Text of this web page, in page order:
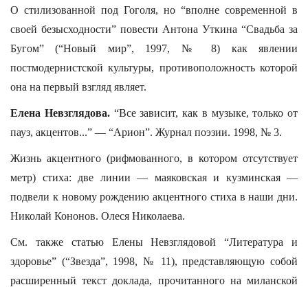
О стилизованной под Гоголя, но “вполне современной в
своей безысходности” повести Антона Уткина “Свадьба за
Бугом” (“Новый мир”, 1997, № 8) как явлении
постмодернистской культуры, противоположность которой
она на первый взгляд являет.
Елена Невзглядова.“Все зависит, как в музыке, только от
пауз, акцентов...” — “Арион”. Журнал поэзии. 1998, № 3.
Жизнь акцентного (рифмованного, в котором отсутствует
метр) стиха: две линии — маяковская и кузминская —
подвели к новому рождению акцентного стиха в наши дни.
Николай Кононов. Олеся Николаева.
См. также статью Елены Невзглядовой “Литература и
здоровье” (“Звезда”, 1998, № 11), представляющую собой
расширенный текст доклада, прочитанного на миланской